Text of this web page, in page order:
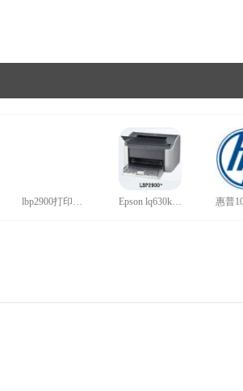
lbp2900打印机驱动正版 Epson lq630k打印机驱动win10最新版